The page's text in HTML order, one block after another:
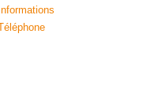
Informations